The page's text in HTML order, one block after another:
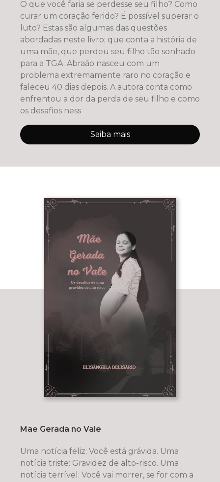
O que você faria se perdesse seu filho? Como
curar um coração ferido? É possível superar o
luto? Estas são algumas das questões
abordadas neste livro; que conta a história de
uma mãe, que perdeu seu filho tão sonhado
para a TGA. Abraão nasceu com um
problema extremamente raro no coração e
faleceu 40 dias depois. A autora conta como
enfrentou a dor da perda de seu filho e como
os desafios ness
Saiba mais
Mãe Gerada no Vale
Uma notícia feliz: Você está grávida. Uma
notícia triste: Gravidez de alto-risco. Uma
notícia terrível: Você vai morrer, se for com a